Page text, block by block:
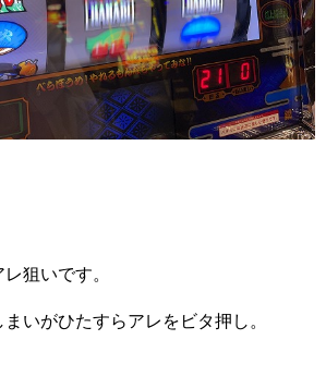
狙いです。
いがひたすらアレをビタ押し。